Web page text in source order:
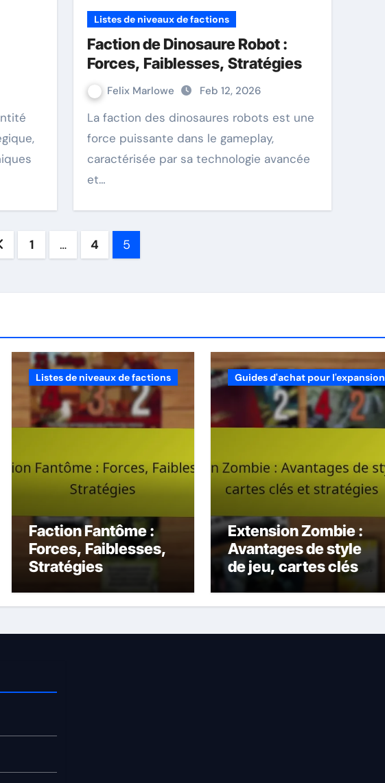
Listes de niveaux de factions
Faction de Dinosaure Robot :
Forces, Faiblesses, Stratégies
Felix Marlowe Feb 12, 2026
La faction des dinosaures robots est une
force puissante dans le gameplay,
caractérisée par sa technologie avancée
et…
1 … 4 5
Listes de niveaux de factions
Faction Fantôme :
Forces, Faiblesses,
Stratégies
Guides d'achat pour l'expansion
Extension Zombie :
Avantages de style
de jeu, cartes clés et